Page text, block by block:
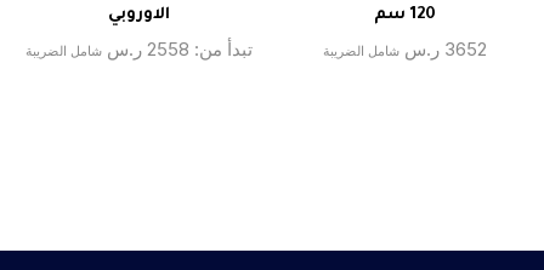
120 سم
3652 ر.س شامل الضريبة
الاوروبي
تبدأ من: 2558 ر.س شامل الضريبة